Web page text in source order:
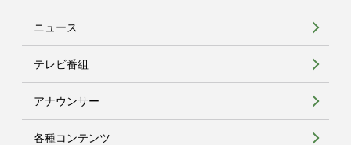
ニュース
テレビ番組
アナウンサー
各種コンテンツ